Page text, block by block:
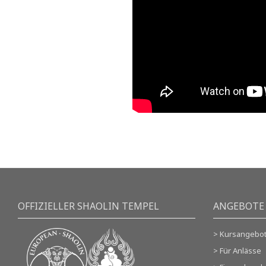
OFFIZIELLER SHAOLIN TEMPEL ANGEBOTE
> Kursangebot
> Für Anlässe